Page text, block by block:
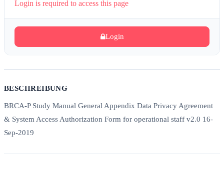
Login is required to access this page
Login
BESCHREIBUNG
BRCA-P Study Manual General Appendix Data Privacy Agreement
& System Access Authorization Form for operational staff v2.0 16-
Sep-2019